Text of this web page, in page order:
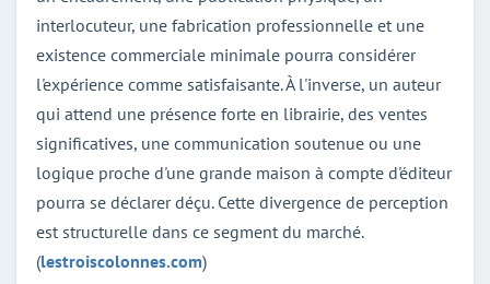
interlocuteur, une fabrication professionnelle et une
existence commerciale minimale pourra considérer
l'expérience comme satisfaisante. À l'inverse, un auteur
qui attend une présence forte en librairie, des ventes
significatives, une communication soutenue ou une
logique proche d'une grande maison à compte d'éditeur
pourra se déclarer déçu. Cette divergence de perception
est structurelle dans ce segment du marché.
(lestroiscolonnes.com)